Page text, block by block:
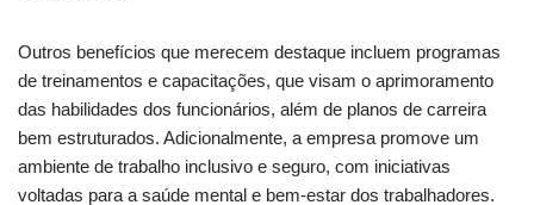
Outros benefícios que merecem destaque incluem programas
de treinamentos e capacitações, que visam o aprimoramento
das habilidades dos funcionários, além de planos de carreira
bem estruturados. Adicionalmente, a empresa promove um
ambiente de trabalho inclusivo e seguro, com iniciativas
voltadas para a saúde mental e bem-estar dos trabalhadores.